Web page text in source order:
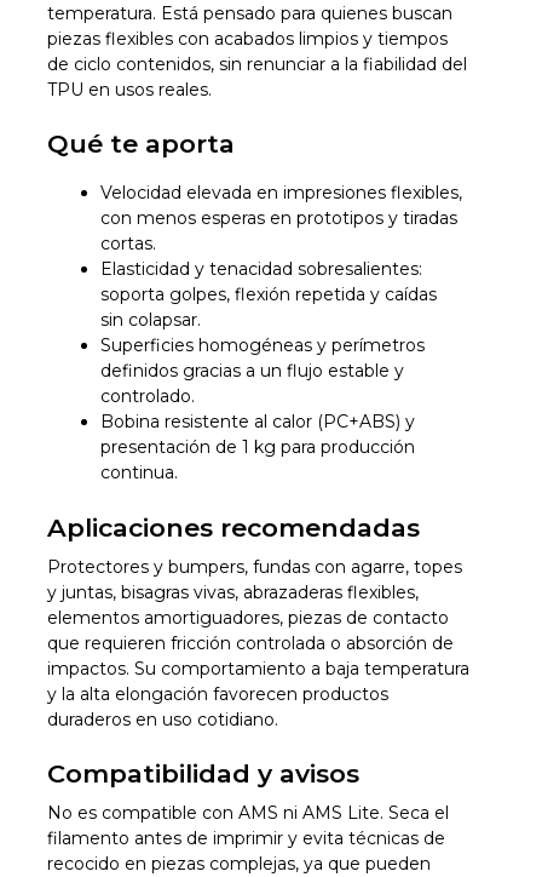
temperatura. Está pensado para quienes buscan
piezas flexibles con acabados limpios y tiempos
de ciclo contenidos, sin renunciar a la fiabilidad del
TPU en usos reales.
Qué te aporta
Velocidad elevada en impresiones flexibles,
con menos esperas en prototipos y tiradas
cortas.
Elasticidad y tenacidad sobresalientes:
soporta golpes, flexión repetida y caídas
sin colapsar.
Superficies homogéneas y perímetros
definidos gracias a un flujo estable y
controlado.
Bobina resistente al calor (PC+ABS) y
presentación de 1 kg para producción
continua.
Aplicaciones recomendadas
Protectores y bumpers, fundas con agarre, topes
y juntas, bisagras vivas, abrazaderas flexibles,
elementos amortiguadores, piezas de contacto
que requieren fricción controlada o absorción de
impactos. Su comportamiento a baja temperatura
y la alta elongación favorecen productos
duraderos en uso cotidiano.
Compatibilidad y avisos
No es compatible con AMS ni AMS Lite. Seca el
filamento antes de imprimir y evita técnicas de
recocido en piezas complejas, ya que pueden